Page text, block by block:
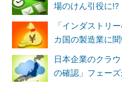
場のけん引役に!?
「インダストリ
カ国の製造業に
日本企業のクラ
の確認」フェーズ